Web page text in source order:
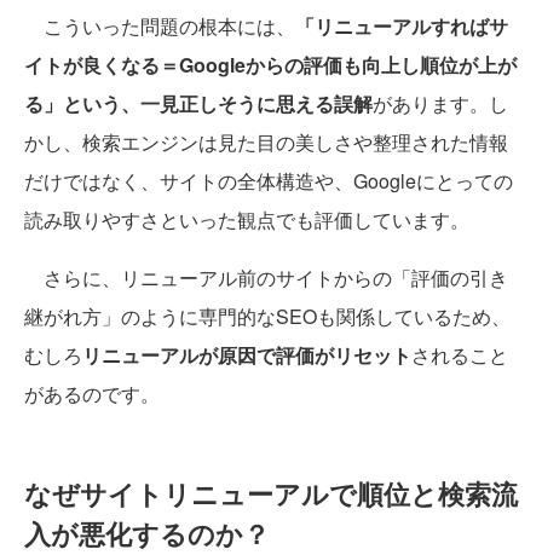
こういった問題の根本には、
「リニューアルすればサ
イトが良くなる＝Googleからの評価も向上し順位が上が
る」という、一見正しそうに思える誤解があります。し
かし、検索エンジンは見た目の美しさや整理された情報
だけではなく、サイトの全体構造や、Googleにとっての
読み取りやすさといった観点でも評価しています。
さらに、リニューアル前のサイトからの「評価の引き
継がれ方」のように専門的なSEOも関係しているため、
むしろ リニューアルが原因で評価がリセット されること
があるのです。
なぜサイトリニューアルで順位と検索流
入が悪化するのか？